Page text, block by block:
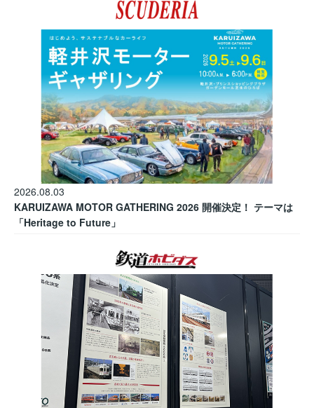
2026.08.03
KARUIZAWA MOTOR GATHERING 2026 開催決定！ テーマは
「Heritage to Future」